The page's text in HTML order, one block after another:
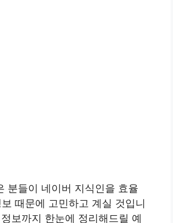
분들이 네이버 지식인을 효율
때문에 고민하고 계실 것입니
보까지 한눈에 정리해드릴 예